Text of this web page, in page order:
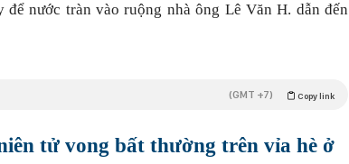
nước tràn vào ruộng nhà ông Lê Văn H. dẫn đến
Copy link
(GMT +7)
tử vong bất thường trên vỉa hè ở